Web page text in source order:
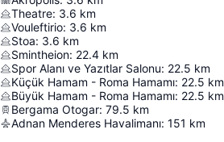
Theatre: 3.6 km
Vouleftirio: 3.6 km
Stoa: 3.6 km
Smintheion: 22.4 km
Spor Alanı ve Yazıtlar Salonu: 22.5 km
Küçük Hamam - Roma Hamamı: 22.5 km
Büyük Hamam - Roma Hamamı: 22.5 km
Bergama Otogar: 79.5 km
Adnan Menderes Havalimanı: 151 km